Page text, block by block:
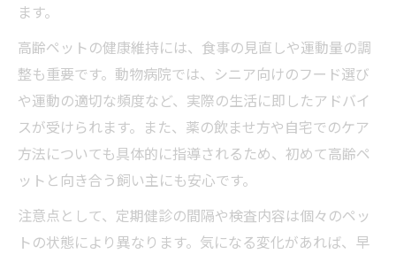
ます。
高齢ペットの健康維持には、食事の見直しや運動量の調
整も重要です。動物病院では、シニア向けのフード選び
や運動の適切な頻度など、実際の生活に即したアドバイ
スが受けられます。また、薬の飲ませ方や自宅でのケア
方法についても具体的に指導されるため、初めて高齢ペ
ットと向き合う飼い主にも安心です。
注意点として、定期健診の間隔や検査内容は個々のペッ
トの状態により異なります。気になる変化があれば、早